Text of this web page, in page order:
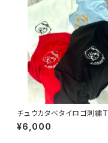
チュウカタベタイロゴ刺繍T
¥6,000